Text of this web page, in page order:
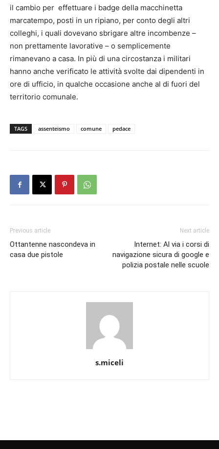
il cambio per effettuare i badge della macchinetta
marcatempo, posti in un ripiano, per conto degli altri
colleghi, i quali dovevano sbrigare altre incombenze –
non prettamente lavorative – o semplicemente
rimanevano a casa. In più di una circostanza i militari
hanno anche verificato le attività svolte dai dipendenti in
ore di ufficio, in qualche occasione anche al di fuori del
territorio comunale.
TAGS assenteismo comune pedace
Previous article
Ottantenne nascondeva in
casa due pistole
Next article
Internet: Al via i corsi di
navigazione sicura di google e
polizia postale nelle scuole
s.miceli